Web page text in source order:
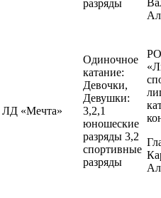
разряды
ЛД «Мечта»
Одиночное
катание:
Девочки,
Девушки:
3,2,1
юношеские
разряды 3,2
спортивные
разряды